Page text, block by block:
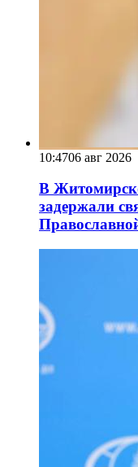
10:4706 авг 2026
В
задержали